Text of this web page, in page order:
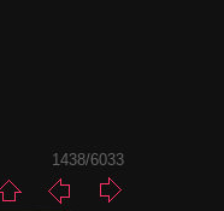
1438/6033